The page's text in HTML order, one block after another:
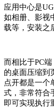
应用中心是
如相册、影视
载等，安装之
而相比于PC
的桌面压缩到
点开都是一个
式，非常符合
即可实现执行